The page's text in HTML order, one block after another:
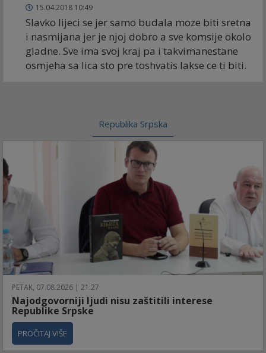
15.04.2018 10:49
Slavko lijeci se jer samo budala moze biti sretna
i nasmijana jer je njoj dobro a sve komsije okolo
gladne. Sve ima svoj kraj pa i takvimanestane
osmjeha sa lica sto pre toshvatis lakse ce ti biti.
Republika Srpska
PETAK, 07.08.2026 | 21:27
Najodgovorniji ljudi nisu zaštitili interese
Republike Srpske
PROČITAJ VIŠE